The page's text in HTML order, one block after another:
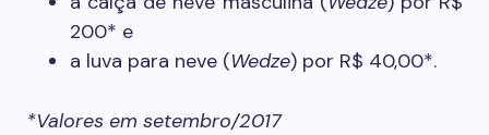
200* e
a luva para neve (Wedze) por R$ 40,00*.
*Valores em setembro/2017